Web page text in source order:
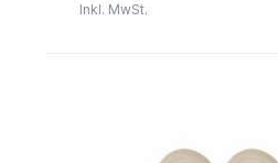
Inkl. MwSt.